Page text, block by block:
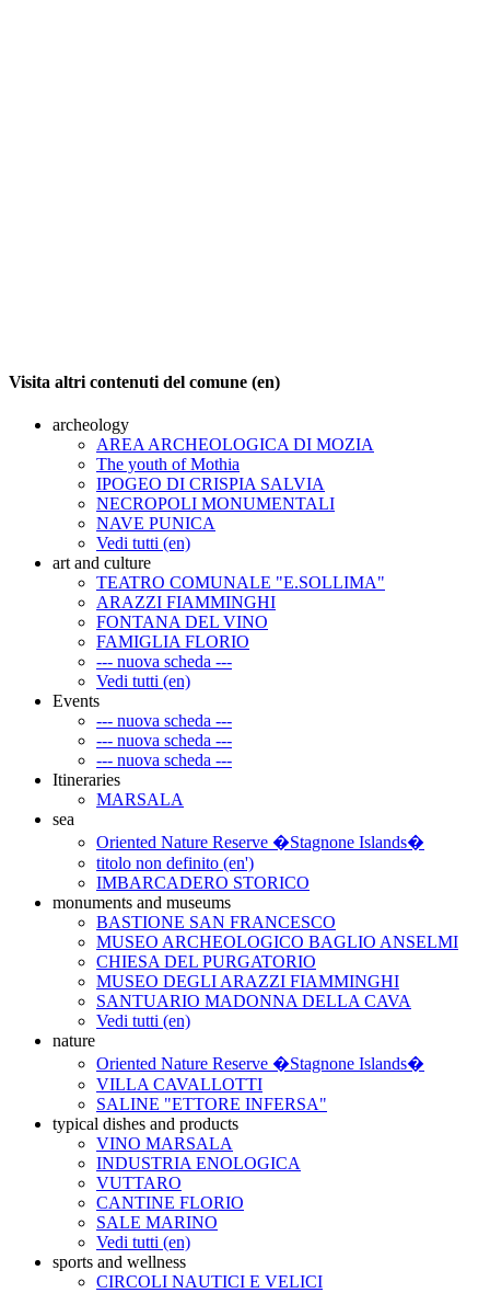
Visita altri contenuti del comune (en)
archeology
AREA ARCHEOLOGICA DI MOZIA
The youth of Mothia
IPOGEO DI CRISPIA SALVIA
NECROPOLI MONUMENTALI
NAVE PUNICA
Vedi tutti (en)
art and culture
TEATRO COMUNALE "E.SOLLIMA"
ARAZZI FIAMMINGHI
FONTANA DEL VINO
FAMIGLIA FLORIO
--- nuova scheda ---
Vedi tutti (en)
Events
--- nuova scheda ---
--- nuova scheda ---
--- nuova scheda ---
Itineraries
MARSALA
sea
Oriented Nature Reserve �Stagnone Islands�
titolo non definito (en')
IMBARCADERO STORICO
monuments and museums
BASTIONE SAN FRANCESCO
MUSEO ARCHEOLOGICO BAGLIO ANSELMI
CHIESA DEL PURGATORIO
MUSEO DEGLI ARAZZI FIAMMINGHI
SANTUARIO MADONNA DELLA CAVA
Vedi tutti (en)
nature
Oriented Nature Reserve �Stagnone Islands�
VILLA CAVALLOTTI
SALINE "ETTORE INFERSA"
typical dishes and products
VINO MARSALA
INDUSTRIA ENOLOGICA
VUTTARO
CANTINE FLORIO
SALE MARINO
Vedi tutti (en)
sports and wellness
CIRCOLI NAUTICI E VELICI